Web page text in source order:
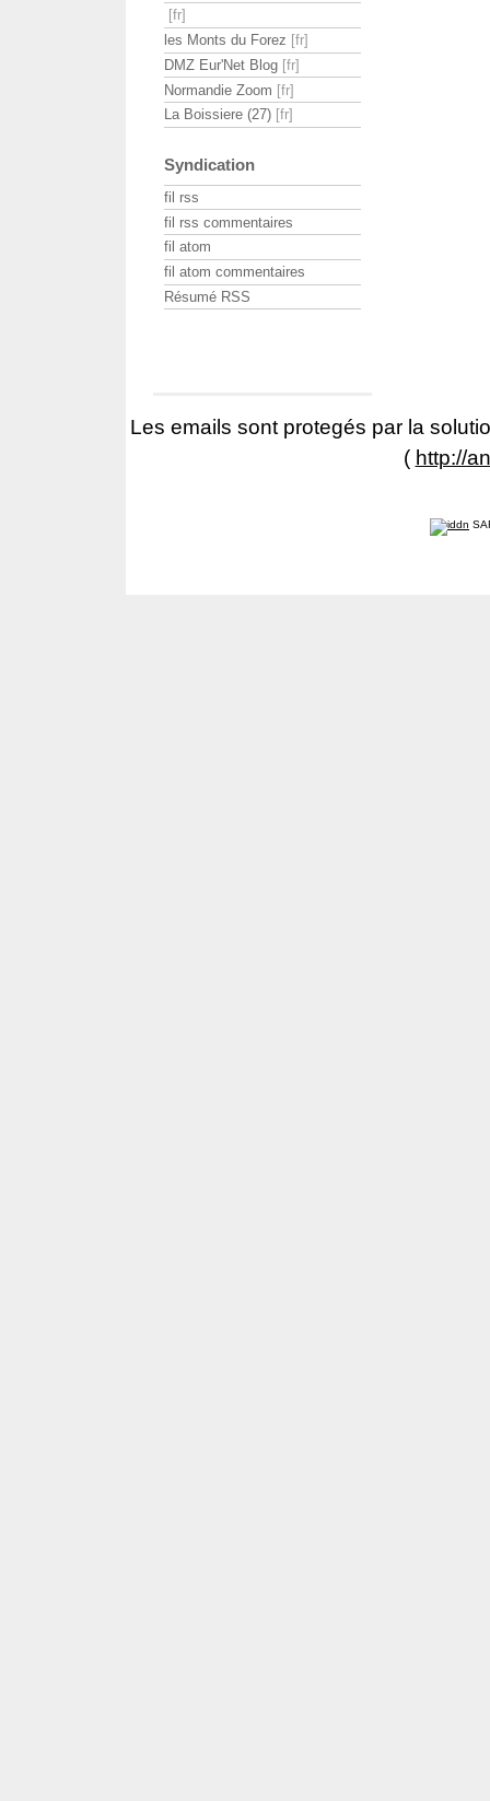
les Monts du Forez
DMZ Eur'Net Blog
Normandie Zoom
La Boissiere (27)
Syndication
fil rss
fil rss commentaires
fil atom
fil atom commentaires
Résumé RSS
Les emails sont protegés par la
( http://